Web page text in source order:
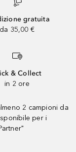
gratuita
da 35,00 €
& Collect
in 2 ore
2 campioni da
per i